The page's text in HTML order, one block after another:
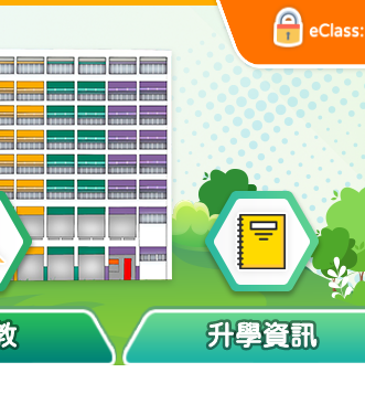
eClass:
升學資訊